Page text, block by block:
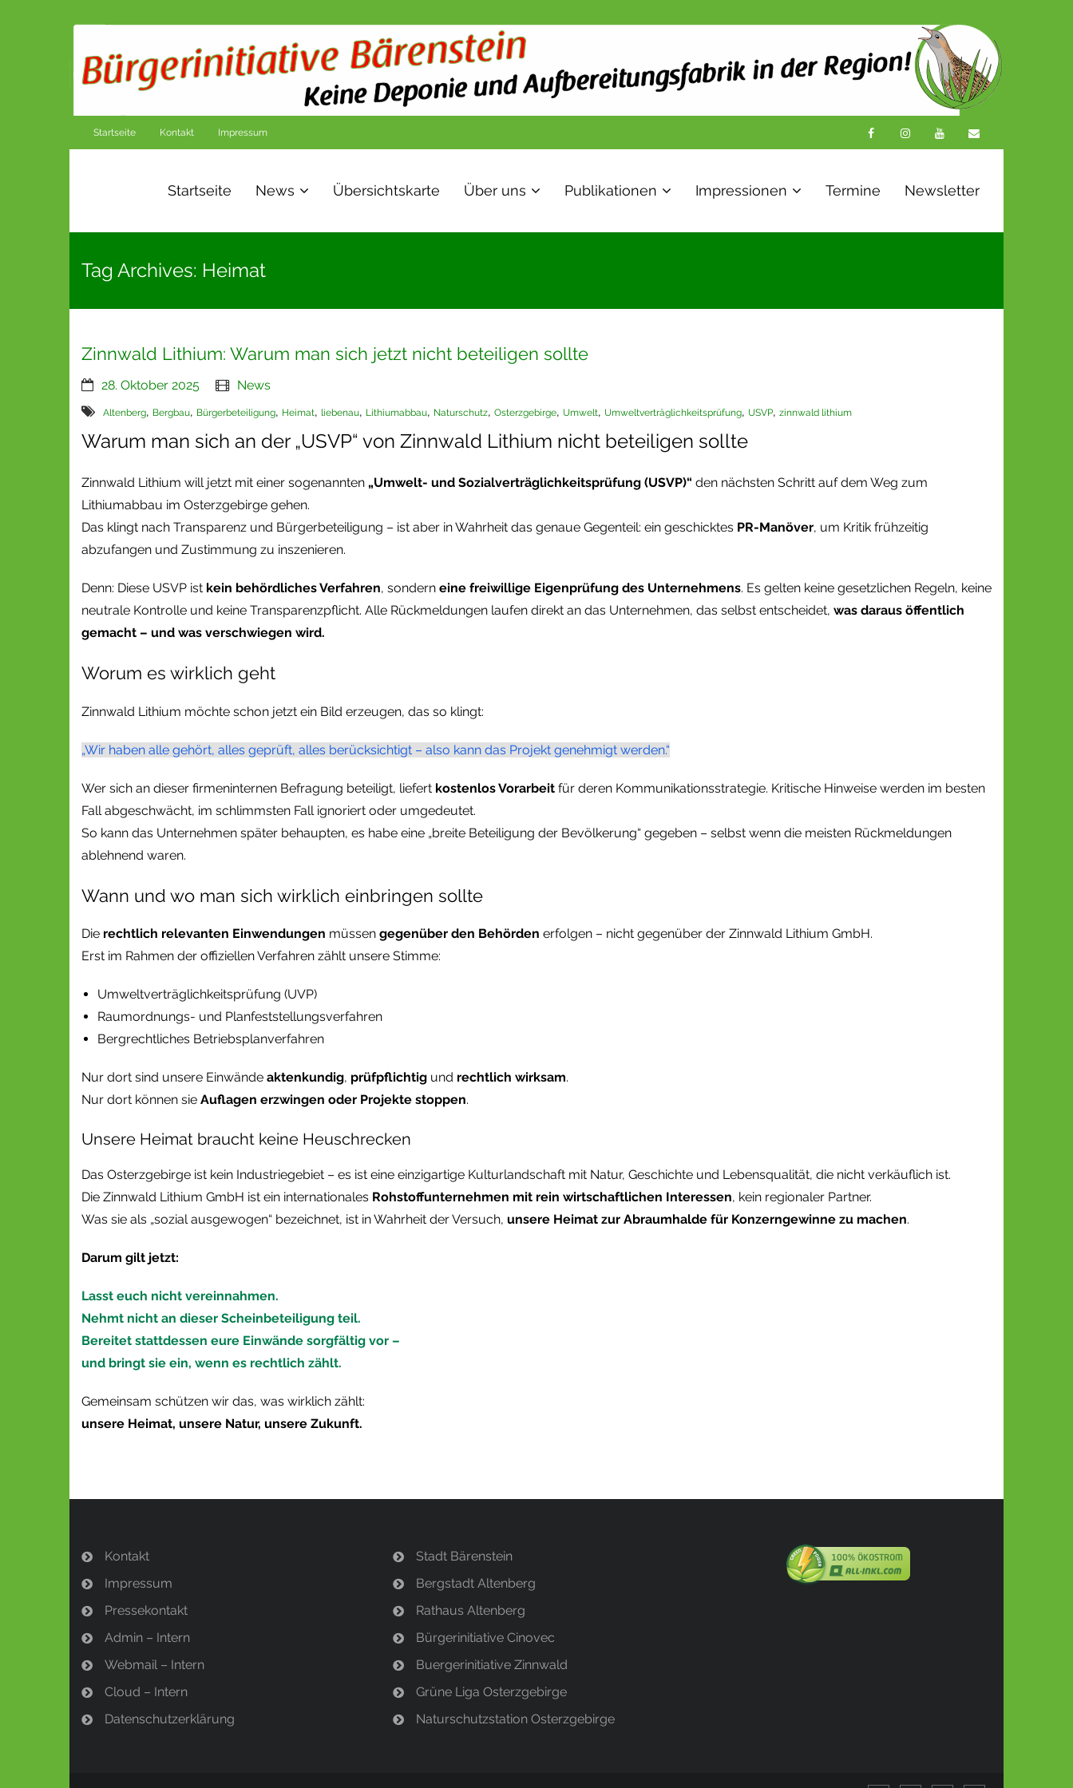
Startseite Kontakt Impressum
Startseite News Übersichtskarte Über uns Publikationen Impressionen Termine Newsletter
Tag Archives: Heimat
Zinnwald Lithium: Warum man sich jetzt nicht beteiligen sollte
28. Oktober 2025 News
Altenberg, Bergbau, Bürgerbeteiligung, Heimat, liebenau, Lithiumabbau, Naturschutz, Osterzgebirge, Umwelt, Umweltverträglichkeitsprüfung, USVP, zinnwald lithium
Warum man sich an der „USVP“ von Zinnwald Lithium nicht beteiligen sollte
Zinnwald Lithium will jetzt mit einer sogenannten „Umwelt- und Sozialverträglichkeitsprüfung (USVP)“ den nächsten Schritt auf dem Weg zum
Lithiumabbau im Osterzgebirge gehen.
Das klingt nach Transparenz und Bürgerbeteiligung – ist aber in Wahrheit das genaue Gegenteil: ein geschicktes PR-Manöver, um Kritik frühzeitig
abzufangen und Zustimmung zu inszenieren.
Denn: Diese USVP ist kein behördliches Verfahren, sondern eine freiwillige Eigenprüfung des Unternehmens. Es gelten keine gesetzlichen Regeln, keine
neutrale Kontrolle und keine Transparenzpflicht. Alle Rückmeldungen laufen direkt an das Unternehmen, das selbst entscheidet, was daraus öffentlich
gemacht – und was verschwiegen wird.
Worum es wirklich geht
Zinnwald Lithium möchte schon jetzt ein Bild erzeugen, das so klingt:
„Wir haben alle gehört, alles geprüft, alles berücksichtigt – also kann das Projekt genehmigt werden.“
Wer sich an dieser firmeninternen Befragung beteiligt, liefert kostenlos Vorarbeit für deren Kommunikationsstrategie. Kritische Hinweise werden im besten
Fall abgeschwächt, im schlimmsten Fall ignoriert oder umgedeutet.
So kann das Unternehmen später behaupten, es habe eine „breite Beteiligung der Bevölkerung“ gegeben – selbst wenn die meisten Rückmeldungen
ablehnend waren.
Wann und wo man sich wirklich einbringen sollte
Die rechtlich relevanten Einwendungen müssen gegenüber den Behörden erfolgen – nicht gegenüber der Zinnwald Lithium GmbH.
Erst im Rahmen der offiziellen Verfahren zählt unsere Stimme:
Umweltverträglichkeitsprüfung (UVP)
Raumordnungs- und Planfeststellungsverfahren
Bergrechtliches Betriebsplanverfahren
Nur dort sind unsere Einwände aktenkundig, prüfpflichtig und rechtlich wirksam.
Nur dort können sie Auflagen erzwingen oder Projekte stoppen.
Unsere Heimat braucht keine Heuschrecken
Das Osterzgebirge ist kein Industriegebiet – es ist eine einzigartige Kulturlandschaft mit Natur, Geschichte und Lebensqualität, die nicht verkäuflich ist.
Die Zinnwald Lithium GmbH ist ein internationales Rohstoffunternehmen mit rein wirtschaftlichen Interessen, kein regionaler Partner.
Was sie als „sozial ausgewogen“ bezeichnet, ist in Wahrheit der Versuch, unsere Heimat zur Abraumhalde für Konzerngewinne zu machen.
Darum gilt jetzt:
Lasst euch nicht vereinnahmen.
Nehmt nicht an dieser Scheinbeteiligung teil.
Bereitet stattdessen eure Einwände sorgfältig vor –
und bringt sie ein, wenn es rechtlich zählt.
Gemeinsam schützen wir das, was wirklich zählt:
unsere Heimat, unsere Natur, unsere Zukunft.
Kontakt
Impressum
Pressekontakt
Admin – Intern
Webmail – Intern
Cloud – Intern
Datenschutzerklärung
Stadt Bärenstein
Bergstadt Altenberg
Rathaus Altenberg
Bürgerinitiative Cinovec
Buergerinitiative Zinnwald
Grüne Liga Osterzgebirge
Naturschutzstation Osterzgebirge